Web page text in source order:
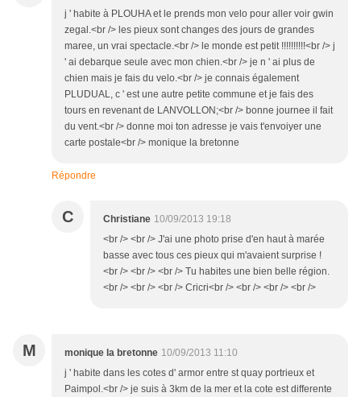
j ' habite à PLOUHA et le prends mon velo pour aller voir gwin
zegal.<br /> les pieux sont changes des jours de grandes
maree, un vrai spectacle.<br /> le monde est petit !!!!!!!!!!<br /> j
' ai debarque seule avec mon chien.<br /> je n ' ai plus de
chien mais je fais du velo.<br /> je connais également
PLUDUAL, c ' est une autre petite commune et je fais des
tours en revenant de LANVOLLON;<br /> bonne journee il fait
du vent.<br /> donne moi ton adresse je vais t'envoiyer une
carte postale<br /> monique la bretonne
Répondre
C Christiane 10/09/2013 19:18
<br /> <br /> J'ai une photo prise d'en haut à marée
basse avec tous ces pieux qui m'avaient surprise !
<br /> <br /> <br /> Tu habites une bien belle région.
<br /> <br /> <br /> Cricri<br /> <br /> <br /> <br />
M monique la bretonne 10/09/2013 11:10
j ' habite dans les cotes d' armor entre st quay portrieux et
Paimpol.<br /> je suis à 3km de la mer et la cote est differente